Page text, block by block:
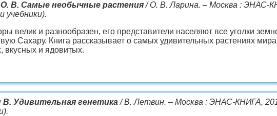
О. В. Самые необычные растения/ О. В. Ларина. – Москва : ЭНАС-
учебники).
велик и разнообразен, его представители населяют все уголки
Сахару. Книга рассказывает о самых удивительных растениях
вкусных и ядовитых.
Удивительная генетика/ В. Летвин. – Москва : ЭНАС-КНИГА,